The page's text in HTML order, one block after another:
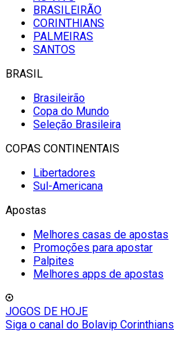
BRASILEIRÃO
CORINTHIANS
PALMEIRAS
SANTOS
BRASIL
Brasileirão
Copa do Mundo
Seleção Brasileira
COPAS CONTINENTAIS
Libertadores
Sul-Americana
Apostas
Melhores casas de apostas
Promoções para apostar
Palpites
Melhores apps de apostas
JOGOS DE HOJE
Siga o canal do Bolavip Corinthians